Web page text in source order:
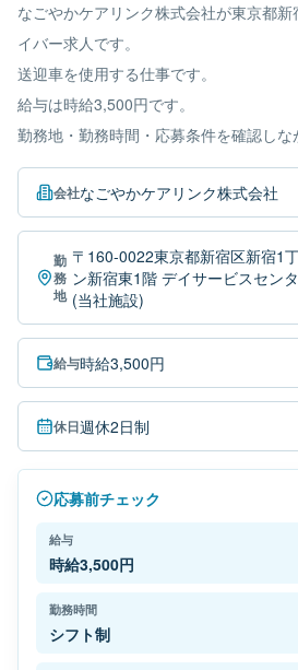
なごやかケアリンク株式会社が東京都
イバー求人です。
送迎車を使用する仕事です。
給与は時給3,500円です。
勤務地・勤務時間・応募条件を確認しな
会社なごやかケアリンク株式会社
勤
務
地
〒160-0022東京都新宿区新宿1
ン新宿東1階 デイサービスセン
(当社施設)
給与時給3,500円
休日週休2日制
応募前チェック
給与
時給3,500円
勤務時間
シフト制